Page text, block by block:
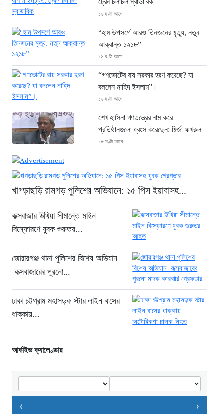
ট্রেন চলাচল স্বাভাবিক
১৬ ঘণ্টা আগে
“হাম উপসর্গে আরও তিনজনের মৃত্যু, নতুন
আক্রান্ত ১২১৮”
১৬ ঘণ্টা আগে
“গণভোটের রায় সরকার হরণ করেছে? যা
বললেন নাহিদ ইসলাম”।
১৬ ঘণ্টা আগে
শেখ হাসিনা গণতন্ত্রের নাম করে
প্রতিষ্ঠানগুলো ধ্বংস করেছেন: মির্জা ফখরুল
১৮ ঘণ্টা আগে
স্কুলে আরও ৭ জনকে হত্যা
৮টি তাজা প্রাণ, হাসপাতালে ২৫
সিলিন্ডার লিকেজে ভয়াবহ অগ্নিকাণ্ড: দগ্ধ ৩
জনের অবস্থা আশঙ্কাজনক
খুনির দোসর ও ফ্যাসিবাদের সহযোগী’,
সাকিবকে নিয়ে বিস্ফোরক আসিফ আকবর
খাগড়াছড়ি রামগড় পুলিশের অভিযানে: ১৫
পিস ইয়াবাসহ যুবক গ্রেপ্তার
২ দিন আগে
খাগড়াছড়ি রামগড় পুলিশের অভিযানে: ১৫ পিস ইয়াবাসহ...
কক্সবাজার উখিয়া সীমান্তে মাইন
বিস্ফোরণে যুবক গুরুতর...
জোরারগঞ্জ থানা পুলিশের বিশেষ অভিযান
কক্সবাজারের পুরনো...
ঢাকা চট্টগ্রাম মহাসড়ক স্টার লাইন বাসের
ধাক্কায়...
আর্কাইভ ক্যালেণ্ডার
‹ ›